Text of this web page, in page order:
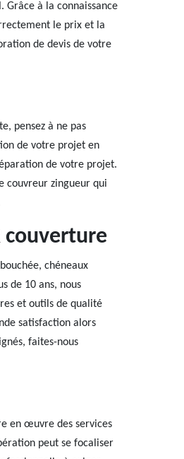
à la connaissance
le prix et la
de devis de votre
pensez à ne pas
de votre projet en
de votre projet.
couvreur zingueur qui
couverture
chéneaux
de 10 ans, nous
et outils de qualité
satisfaction alors
faites-nous
en œuvre des services
peut se focaliser